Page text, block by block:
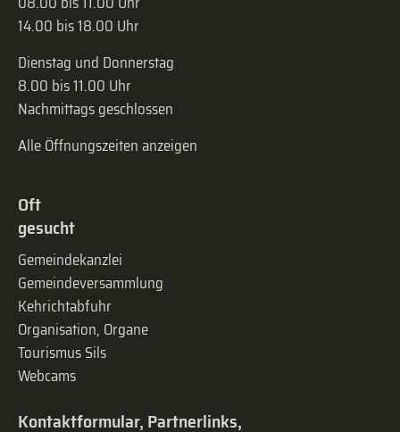
14.00 bis 18.00 Uhr
Dienstag und Donnerstag
8.00 bis 11.00 Uhr
Nachmittags geschlossen
Alle Öffnungszeiten anzeigen
Oft
gesucht
Gemeindekanzlei
Gemeinde­versammlung
Kehrichtabfuhr
Organisation, Organe
Tourismus Sils
Webcams
Kontaktformular, Partnerlinks,